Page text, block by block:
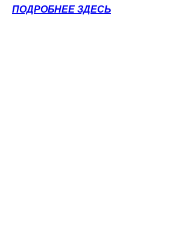
ПОДРОБНЕЕ ЗДЕСЬ